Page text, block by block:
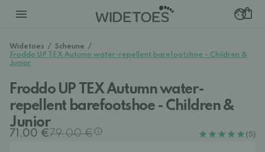
Widetoes / Scheune /
Froddo UP TEX Autumn water-repellent barefootshoe - Children &
Junior
Froddo UP TEX Autumn water-
repellent barefootshoe - Children &
Junior
71,00 €79,00 € (5)